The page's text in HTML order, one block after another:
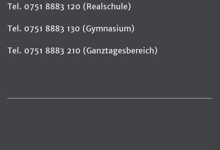
Tel. 0751 8883 120 (Realschule)
Tel. 0751 8883 130 (Gymnasium)
Tel. 0751 8883 210 (Ganztagesbereich)